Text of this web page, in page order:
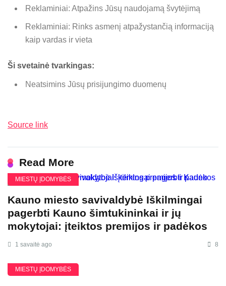
Reklaminiai: Atpažins Jūsų naudojamą švytėjimą
Reklaminiai: Rinks asmenį atpažystančią informaciją
kaip vardas ir vieta
Ši svetainė tvarkingas:
Neatsimins Jūsų prisijungimo duomenų
Source link
Read More
MIESTŲ ĮDOMYBĖS
Kauno miesto savivaldybė Iškilmingai
pagerbti Kauno šimtukininkai ir jų
mokytojai: įteiktos premijos ir padėkos
1 savaitė ago 8
MIESTŲ ĮDOMYBĖS